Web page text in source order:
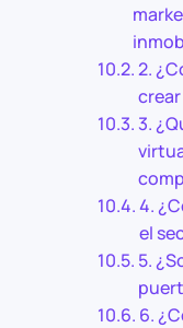
2.
3.
4.
el
5.
6.